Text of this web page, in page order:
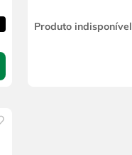
Produto indisponível